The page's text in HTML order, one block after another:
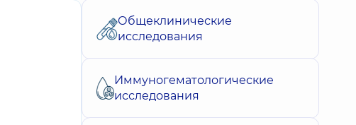
Общеклинические
исследования
Иммуногематологические
исследования